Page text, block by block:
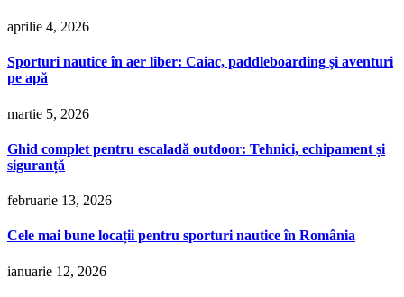
aprilie 4, 2026
Sporturi nautice în aer liber: Caiac, paddleboarding și aventuri
pe apă
martie 5, 2026
Ghid complet pentru escaladă outdoor: Tehnici, echipament și
siguranță
februarie 13, 2026
Cele mai bune locații pentru sporturi nautice în România
ianuarie 12, 2026